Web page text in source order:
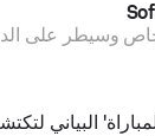
وسيطر على
البياني